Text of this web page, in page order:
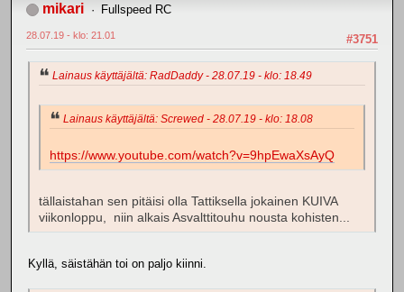
mikari Fullspeed RC
#3751
28.07.19 - klo: 21.01
Lainaus käyttäjältä: RadDaddy - 28.07.19 - klo: 18.49
Lainaus käyttäjältä: Screwed - 28.07.19 - klo: 18.08
https://www.youtube.com/watch?v=9hpEwaXsAyQ
tällaistahan sen pitäisi olla Tattiksella jokainen KUIVA
viikonloppu, niin alkais Asvalttitouhu nousta kohisten...
Kyllä, säistähän toi on paljo kiinni.